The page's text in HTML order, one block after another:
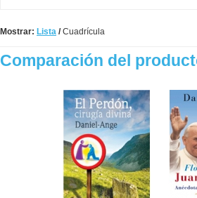
Mostrar: Lista /Cuadrícula
Comparación del